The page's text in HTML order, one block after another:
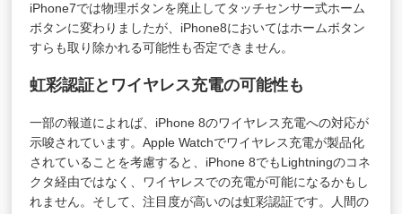
iPhone7では物理ボタンを廃止してタッチセンサー式ホーム
ボタンに変わりましたが、iPhone8においてはホームボタン
すらも取り除かれる可能性も否定できません。
虹彩認証とワイヤレス充電の可能性も
一部の報道によれば、iPhone 8のワイヤレス充電への対応が
示唆されています。Apple Watchでワイヤレス充電が製品化
されていることを考慮すると、iPhone 8でもLightningのコネ
クタ経由ではなく、ワイヤレスでの充電が可能になるかもし
れません。そして、注目度が高いのは虹彩認証です。人間の